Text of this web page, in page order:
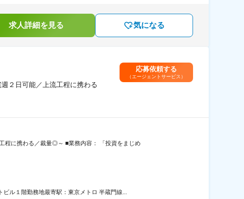
求人詳細を見る 気になる
２日可能／上流工程に携わる
応募依頼する
（エージェントサービス）
程に携わる／裁量◎～ ■業務内容： 「投資をまじめ
ル１階勤務地最寄駅：東京メトロ 半蔵門線...